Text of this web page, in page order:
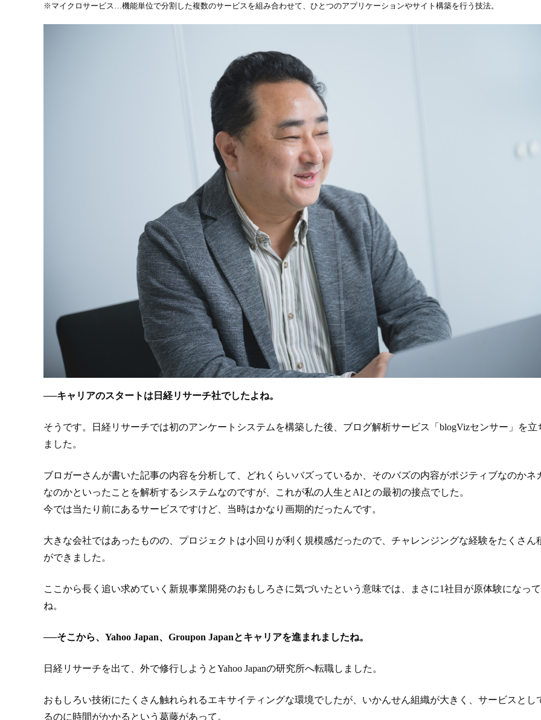
※マイクロサービス…機能単位で分割した複数のサービスを組み合わせて、ひとつのアプリケーションやサイト構築を行う技法。
──キャリアのスタートは日経リサーチ社でしたよね。
そうです。日経リサーチでは初のアンケートシステムを構築した後、ブログ解析サービス「blogVizセンサー」を立
ました。
ブロガーさんが書いた記事の内容を分析して、どれくらいバズっているか、そのバズの内容がポジティブなのかネ
なのかといったことを解析するシステムなのですが、これが私の人生とAIとの最初の接点でした。
今では当たり前にあるサービスですけど、当時はかなり画期的だったんです。
大きな会社ではあったものの、プロジェクトは小回りが利く規模感だったので、チャレンジングな経験をたくさん
ができました。
ここから長く追い求めていく新規事業開発のおもしろさに気づいたという意味では、まさに1社目が原体験になっ
ね。
──そこから、Yahoo Japan、Groupon Japanとキャリアを進まれましたね。
日経リサーチを出て、外で修行しようとYahoo Japanの研究所へ転職しました。
おもしろい技術にたくさん触れられるエキサイティングな環境でしたが、いかんせん組織が大きく、サービスとし
るのに時間がかかるという葛藤があって。